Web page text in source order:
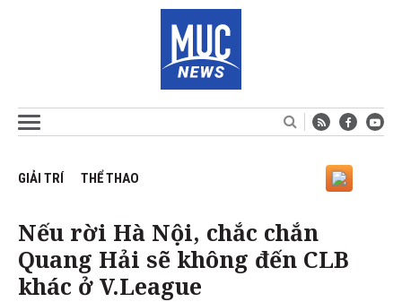
GIẢI TRÍ THỂ THAO
Nếu rời Hà Nội, chắc chắn
Quang Hải sẽ không đến CLB
khác ở V.League